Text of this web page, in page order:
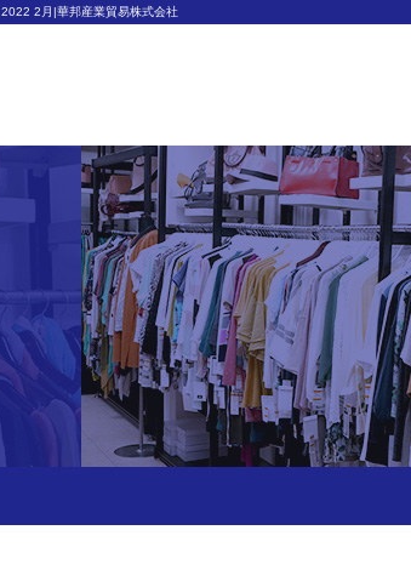
2022 2月|華邦産業貿易株式会社